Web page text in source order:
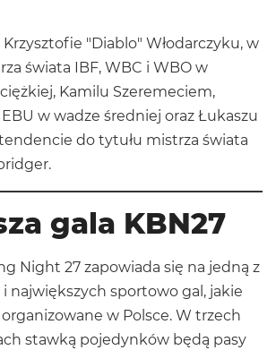
"Diablo" Włodarczyku, w
świata IBF, WBC i WBO w
Kamilu Szeremeciem,
w wadze średniej oraz Łukaszu
do tytułu mistrza świata
gala KBN27
Night 27 zapowiada się na jedną z
największych sportowo gal, jakie
w Polsce. W trzech
stawką pojedynków będą pasy